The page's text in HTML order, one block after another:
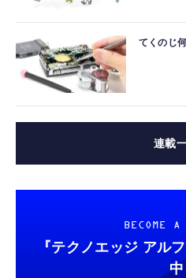
てくのじ
連載
BECOME A
『テクノエッジ アルフ
中